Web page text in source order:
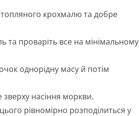
крохмалю та добре
та проваріть все на мінімальному
однорідну масу й потім
насіння моркви.
рівномірно розподілиться у